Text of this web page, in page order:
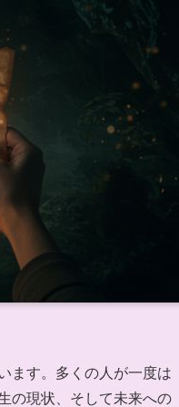
ます。多くの人が一度は
の現状、そして未来への